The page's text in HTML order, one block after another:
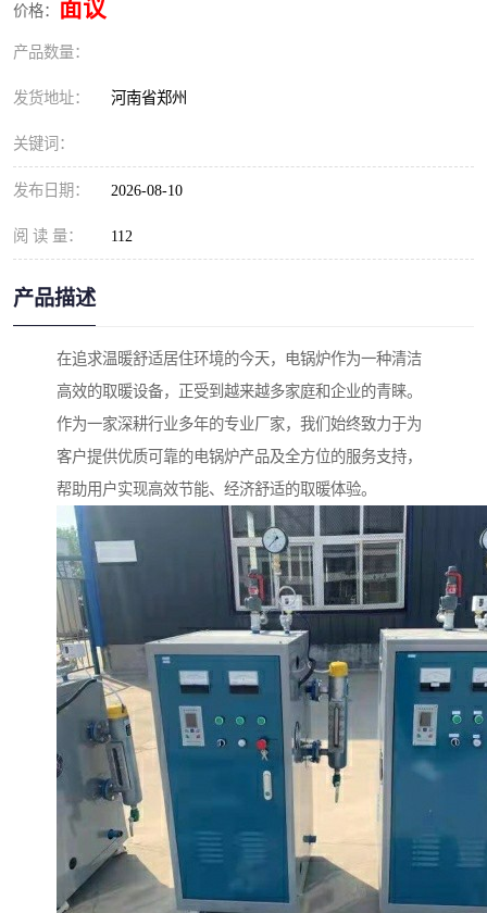
价格： 面议
产品数量：
发货地址： 河南省郑州
关键词：
发布日期： 2026-08-10
阅 读 量： 112
产品描述
在追求温暖舒适居住环境的今天，电锅炉作为一种清洁
高效的取暖设备，正受到越来越多家庭和企业的青睐。
作为一家深耕行业多年的专业厂家，我们始终致力于为
客户提供优质可靠的电锅炉产品及全方位的服务支持，
帮助用户实现高效节能、经济舒适的取暖体验。